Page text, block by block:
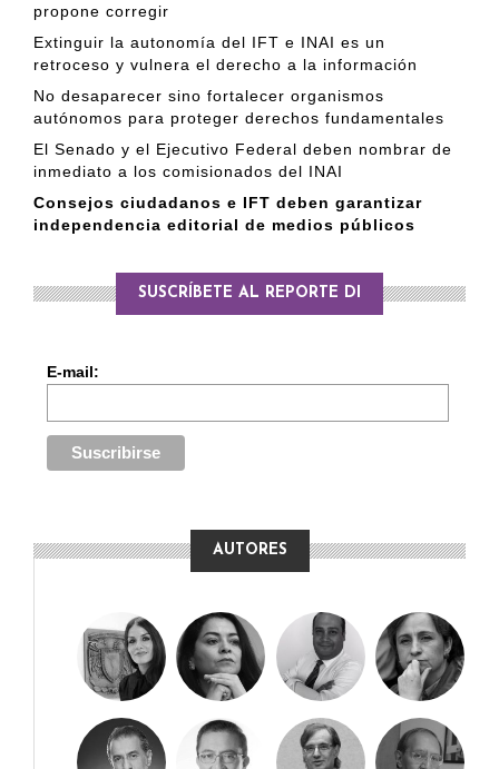
propone corregir
Extinguir la autonomía del IFT e INAI es un
retroceso y vulnera el derecho a la información
No desaparecer sino fortalecer organismos
autónomos para proteger derechos fundamentales
El Senado y el Ejecutivo Federal deben nombrar de
inmediato a los comisionados del INAI
Consejos ciudadanos e IFT deben garantizar
independencia editorial de medios públicos
SUSCRÍBETE AL REPORTE DI
E-mail:
AUTORES